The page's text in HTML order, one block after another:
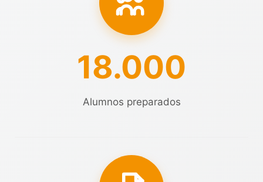
18.000
Alumnos preparados